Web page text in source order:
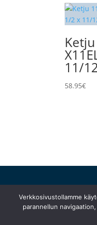
11/
58.95€
Verkkosivustollamme
parannellun